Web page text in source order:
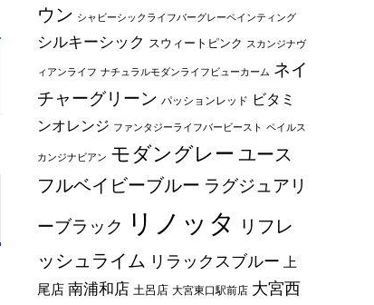
ウン シャビーシックライフバーグレーペインティング
シルキーシック スウィートピンク スカンジナヴ
ィアンライフ ナチュラルモダンライフビューカーム ネイ
チャーグリーン パッションレッド ビタミ
ンオレンジ ファンタジーライフバービースト ペイルス
カンジナビアン モダングレー ユース
フルベイビーブルー ラグジュアリ
ーブラック リノッタ
リフレ
ッシュライム リラックスブルー
上
尾店 南浦和店 土呂店 大宮東口駅前店 大宮西